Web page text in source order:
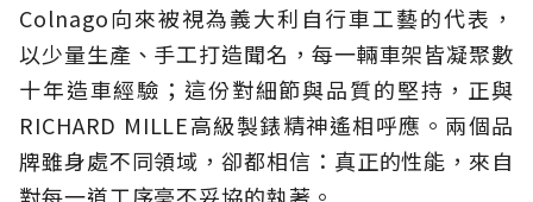
Colnago向來被視為義大利自行車工藝的代表，
以少量生產、手工打造聞名，每一輛車架皆凝聚數
十年造車經驗；這份對細節與品質的堅持，正與
RICHARD MILLE高級製錶精神遙相呼應。兩個品
牌雖身處不同領域，卻都相信：真正的性能，來自
對每一道工序毫不妥協的執著。